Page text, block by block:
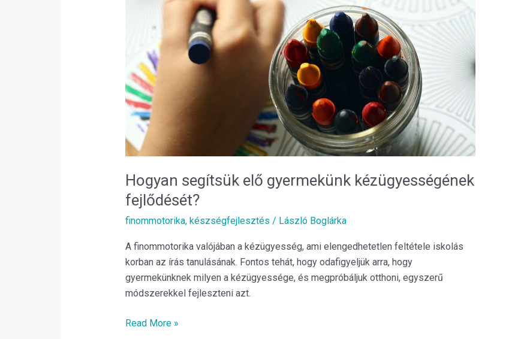
Hogyan segítsük elő gyermekünk kézügyességének
fejlődését?
finommotorika, készségfejlesztés / László Boglárka
A finommotorika valójában a kézügyesség, ami elengedhetetlen feltétele iskolás
korban az írás tanulásának. Fontos tehát, hogy odafigyeljük arra, hogy
gyermekünknek milyen a kézügyessége, és megpróbáljuk otthoni, egyszerű
módszerekkel fejleszteni azt.
gyermekünk
kézügyességének
fejlődését?
Read More »